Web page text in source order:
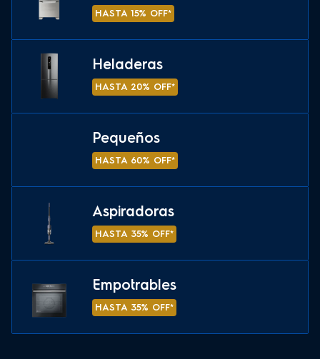
HASTA 15% OFF*
Heladeras
HASTA 20% OFF*
Pequeños
HASTA 60% OFF*
Aspiradoras
HASTA 35% OFF*
Empotrables
HASTA 35% OFF*